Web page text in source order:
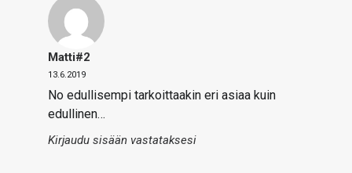
Matti#2
13.6.2019
No edullisempi tarkoittaakin eri asiaa kuin
edullinen…
Kirjaudu sisään vastataksesi